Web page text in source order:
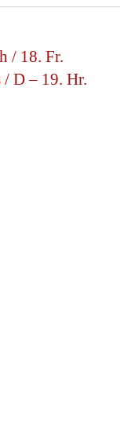
/ 18. Fr.
/ D – 19. Hr.